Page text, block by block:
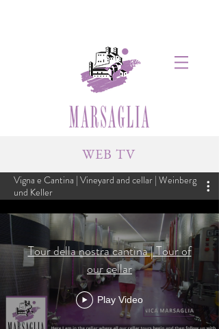
WEB TV
Vigna e Cantina | Vineyard and cellar | Weinberg
und Keller
Tour della nostra cantina | Tour of
our cellar
Play Video